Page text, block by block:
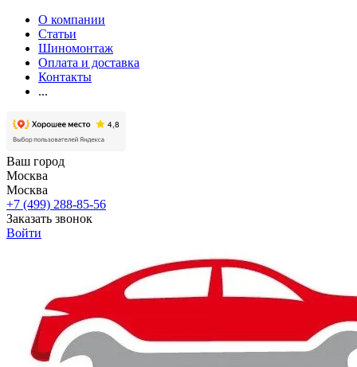
О компании
Статьи
Шиномонтаж
Оплата и доставка
Контакты
...
Ваш город
Москва
Москва
+7 (499) 288-85-56
Заказать звонок
Войти